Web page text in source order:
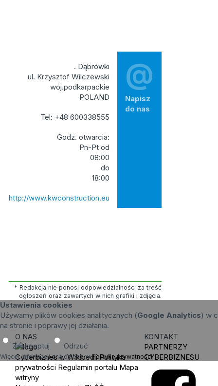
. Dąbrówki
ul. Krzysztof Wilczewski
woj.podkarpackie
POLAND
Tel: +48 600338555
Godz. otwarcia:
Pn-Pt od
08:00
do
18:00
http://www.kwconstruction.eu
@
Napisz
do nas
* Redakcja nie ponosi odpowiedzialności za treść
ogłoszeń oraz zawartych w nich grafiki i zdjęcia.
Ustawienia cookies
Używamy plików cookies analitycznych (Google Analytics) w
na stronie i poprawy jej działania.
Zaakceptuj Odrzuć
Więcej informacji znajdziesz wPolityka prywatności.
O NAS
Cyberbiznes w Wikipedii Polityka
prywatności Regulamin portalu Mapa
witryny
KONTAKT
PARTNERZY
CYBERBIZNESU